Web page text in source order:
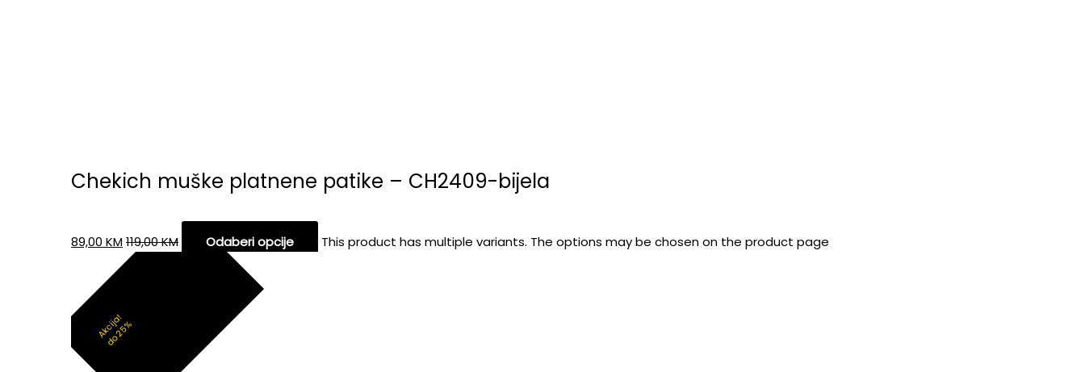
Chekich muške platnene patike – CH2409-bijela
89,00 KM119,00KM Odaberi opcije This product has multiple variants. The options may be chosen on the product page
Akcija!
do 25%